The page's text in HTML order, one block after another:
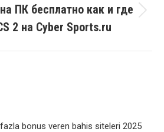
Next
post:
ПК бесплатно как и где
2 на Cyber Sports.ru
bonus veren bahis siteleri 2025